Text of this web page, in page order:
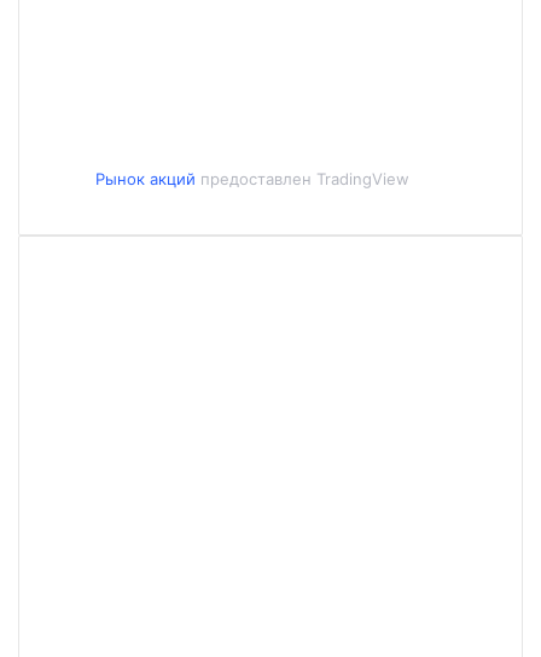
Рынок акций предоставлен TradingView